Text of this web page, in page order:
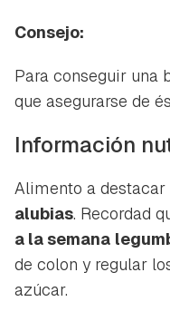
Consejo:
Para conseguir una
que asegurarse de
Información
Alimento a destacar
alubias. Recordad
a la semana
de colon y regular
azúcar.